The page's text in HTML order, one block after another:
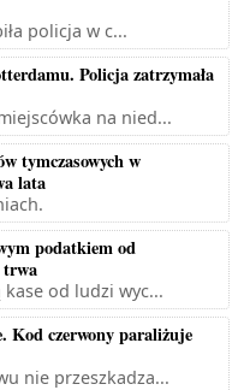
policja w c...
Policja zatrzymała
na nied...
tymczasowych w
lata
podatkiem od
trwa
od ludzi wyc...
Kod czerwony paraliżuje
nie przeszkadza...